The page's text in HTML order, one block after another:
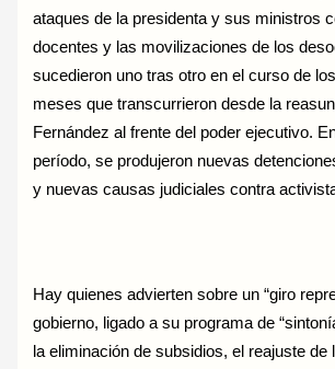
ataques de la presidenta y sus ministros
docentes y las movilizaciones de los
sucedieron uno tras otro en el curso de
meses que transcurrieron desde la
Fernández al frente del poder ejecutivo.
período, se produjeron nuevas
y nuevas causas judiciales contra
Hay quienes advierten sobre un “giro
gobierno, ligado a su programa de
la eliminación de subsidios, el reajuste de